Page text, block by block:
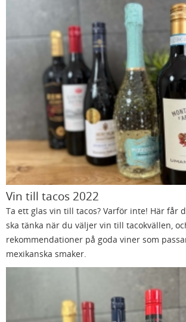
Vin till tacos 2022
Ta ett glas vin till tacos? Varför inte! Här får
ska tänka när du väljer vin till tacokvällen,
rekommendationer på goda viner som
mexikanska smaker.